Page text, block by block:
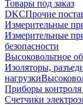
Товары под заказ
DKCПрочие
Измерительные
Измерительные
безопасности
Высоковольтное
Изоляторы,
нагрузки
Приборы контроля
Счетчики